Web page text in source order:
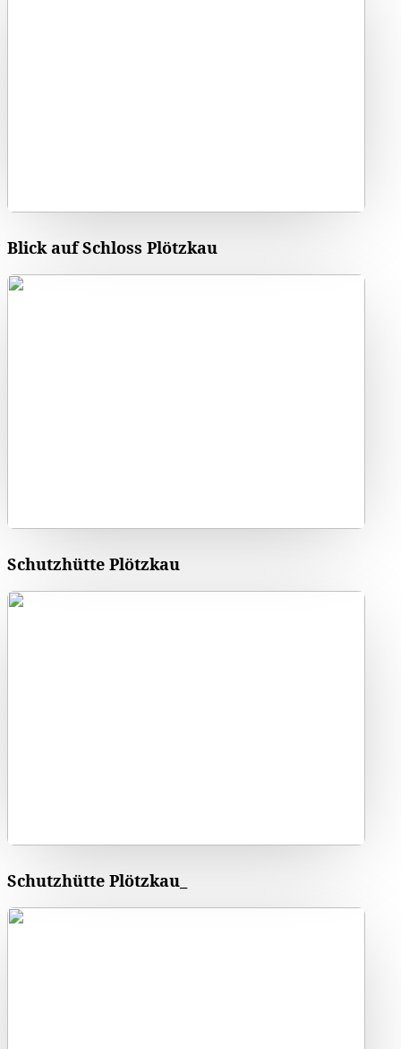
Blick auf Schloss Plötzkau
Schutzhütte Plötzkau
Schutzhütte Plötzkau_